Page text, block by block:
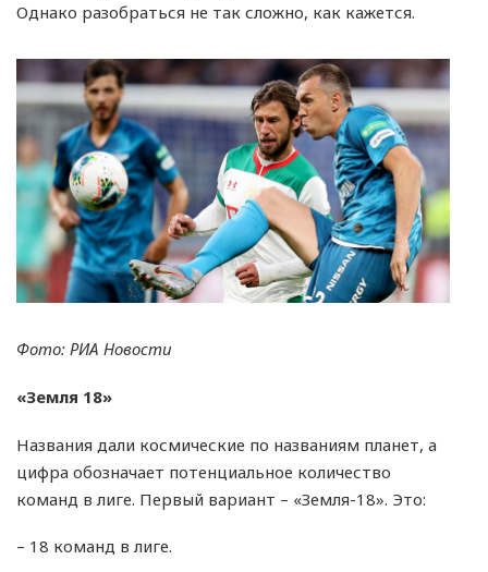
Однако разобраться не так сложно, как кажется.
Фото: РИА Новости
«Земля 18»
Названия дали космические по названиям планет, а
цифра обозначает потенциальное количество
команд в лиге. Первый вариант – «Земля-18». Это:
– 18 команд в лиге.